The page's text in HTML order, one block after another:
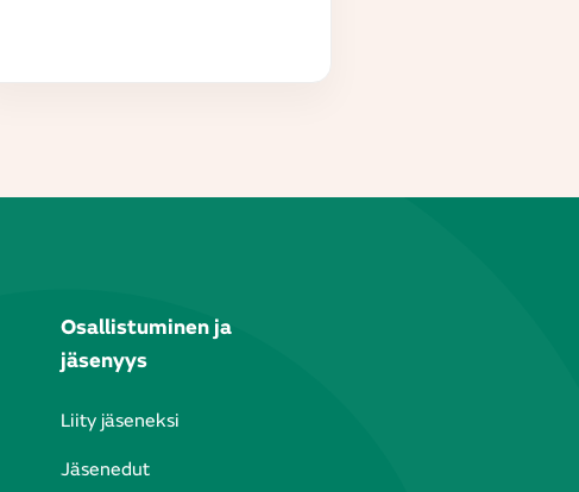
Osallistuminen ja
jäsenyys
Liity jäseneksi
Jäsenedut